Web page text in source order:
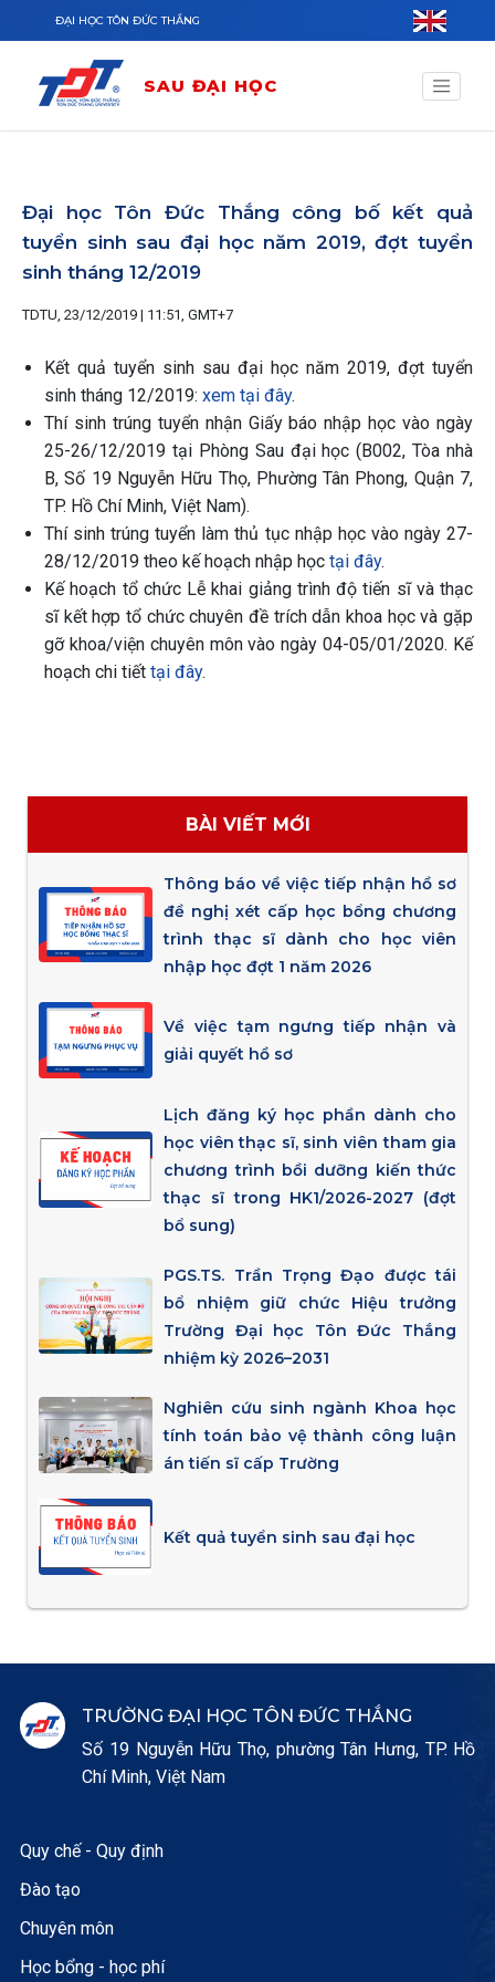
Nhảy đến nội dung
ĐẠI HỌC TÔN ĐỨC THẮNG
SAU ĐẠI HỌC
Đại học Tôn Đức Thắng công bố kết quả
tuyển sinh sau đại học năm 2019, đợt tuyển
sinh tháng 12/2019
TDTU, 23/12/2019 | 11:51, GMT+7
Kết quả tuyển sinh sau đại học năm 2019, đợt tuyển
sinh tháng 12/2019: xem tại đây.
Thí sinh trúng tuyển nhận Giấy báo nhập học vào ngày
25-26/12/2019 tại Phòng Sau đại học (B002, Tòa nhà
B, Số 19 Nguyễn Hữu Thọ, Phường Tân Phong, Quận 7,
TP. Hồ Chí Minh, Việt Nam).
Thí sinh trúng tuyển làm thủ tục nhập học vào ngày 27-
28/12/2019 theo kế hoạch nhập học tại đây.
Kế hoạch tổ chức Lễ khai giảng trình độ tiến sĩ và thạc
sĩ kết hợp tổ chức chuyên đề trích dẫn khoa học và gặp
gỡ khoa/viện chuyên môn vào ngày 04-05/01/2020. Kế
hoạch chi tiết tại đây.
BÀI VIẾT MỚI
Thông báo về việc tiếp nhận hồ sơ
đề nghị xét cấp học bổng chương
trình thạc sĩ dành cho học viên
nhập học đợt 1 năm 2026
Về việc tạm ngưng tiếp nhận và
giải quyết hồ sơ
Lịch đăng ký học phần dành cho
học viên thạc sĩ, sinh viên tham gia
chương trình bồi dưỡng kiến thức
thạc sĩ trong HK1/2026-2027 (đợt
bổ sung)
PGS.TS. Trần Trọng Đạo được tái
bổ nhiệm giữ chức Hiệu trưởng
Trường Đại học Tôn Đức Thắng
nhiệm kỳ 2026–2031
Nghiên cứu sinh ngành Khoa học
tính toán bảo vệ thành công luận
án tiến sĩ cấp Trường
Kết quả tuyển sinh sau đại học
TRƯỜNG ĐẠI HỌC TÔN ĐỨC THẮNG
Số 19 Nguyễn Hữu Thọ, phường Tân Hưng, TP. Hồ
Chí Minh, Việt Nam
Quy chế - Quy định
Đào tạo
Chuyên môn
Học bổng - học phí